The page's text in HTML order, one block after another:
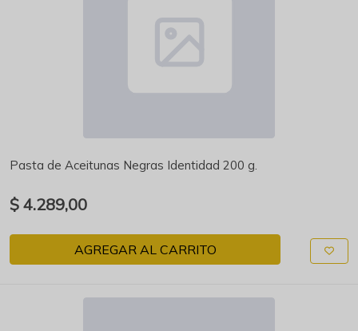
Pasta de Aceitunas Negras Identidad 200 g.
$ 4.289,00
AGREGAR AL CARRITO